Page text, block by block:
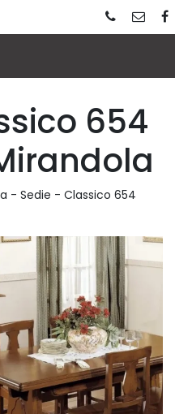
654
- Sedie - Classico 654